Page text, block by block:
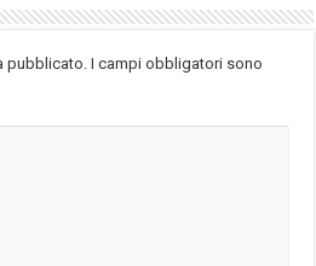
pubblicato. I campi obbligatori sono